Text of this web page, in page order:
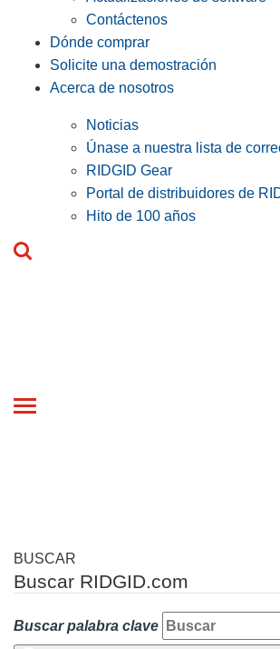
Contáctenos
Dónde comprar
Solicite una demostración
Acerca de nosotros
Noticias
Únase a nuestra lista de
RIDGID Gear
Portal de distribuidores de
Hito de 100 años
Toggle
BUSCAR
Buscar RIDGID.com
Buscar palabra clave